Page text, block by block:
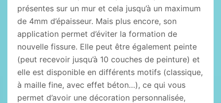
présentes sur un mur et cela jusqu’à un maximum
de 4mm d’épaisseur. Mais plus encore, son
application permet d’éviter la formation de
nouvelle fissure. Elle peut être également peinte
(peut recevoir jusqu’à 10 couches de peinture) et
elle est disponible en différents motifs (classique,
à maille fine, avec effet béton…), ce qui vous
permet d’avoir une décoration personnalisée,